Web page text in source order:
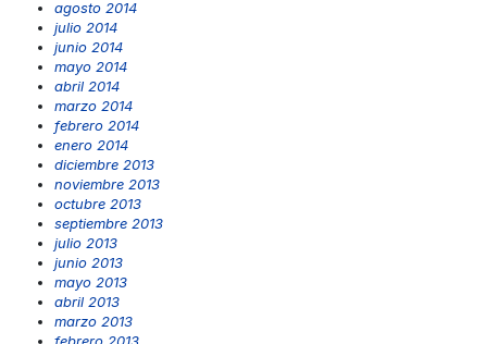
agosto 2014
julio 2014
junio 2014
mayo 2014
abril 2014
marzo 2014
febrero 2014
enero 2014
diciembre 2013
noviembre 2013
octubre 2013
septiembre 2013
julio 2013
junio 2013
mayo 2013
abril 2013
marzo 2013
febrero 2013